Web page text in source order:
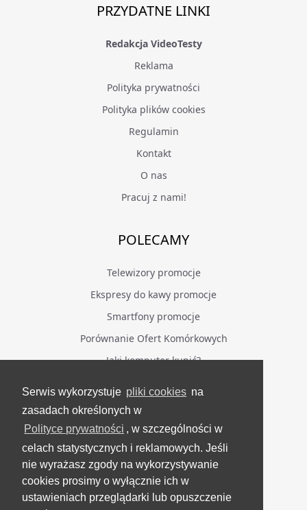
Serwis wykorzystuje pliki cookies na
zasadach określonych w
Polityce prywatności , w szczególności w
celach statystycznych i reklamowych. Jeśli
nie wyrażasz zgody na wykorzystywanie
cookies prosimy o wyłącznie ich w
ustawieniach przeglądarki lub opuszczenie
PRZYDATNE LINKI
Redakcja VideoTesty
Reklama
Polityka prywatności
Polityka plików cookies
Regulamin
Kontakt
O nas
Pracuj z nami!
POLECAMY
Telewizory promocje
Ekspresy do kawy promocje
Smartfony promocje
Porównanie Ofert Komórkowych
Jaki komputer kupić?
BĄDŹ NA BIEŻĄCO
Facebook
Grupa Testerzy Videotestów
YouTube
Twitter